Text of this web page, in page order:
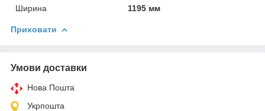
Ширина
1195 мм
Приховати
Умови доставки
Нова Пошта
Укрпошта